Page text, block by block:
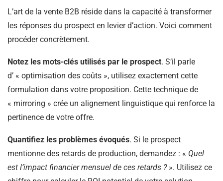
L’art de la vente B2B réside dans la capacité à transformer
les réponses du prospect en levier d’action. Voici comment
procéder concrètement.
Notez les mots-clés utilisés par le prospect. S’il parle
d’ « optimisation des coûts », utilisez exactement cette
formulation dans votre proposition. Cette technique de
« mirroring » crée un alignement linguistique qui renforce la
pertinence de votre offre.
Quantifiez les problèmes évoqués. Si le prospect
mentionne des retards de production, demandez : « Quel
est l’impact financier mensuel de ces retards ?». Utilisez ce